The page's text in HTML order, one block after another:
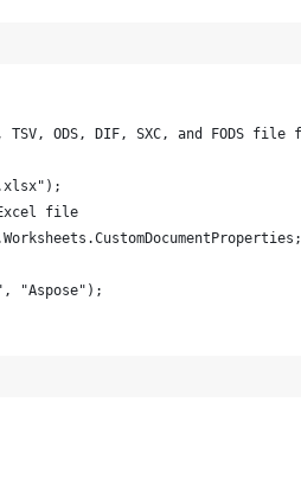
TSV, ODS, DIF, SXC, and FODS file
file
"Aspose");